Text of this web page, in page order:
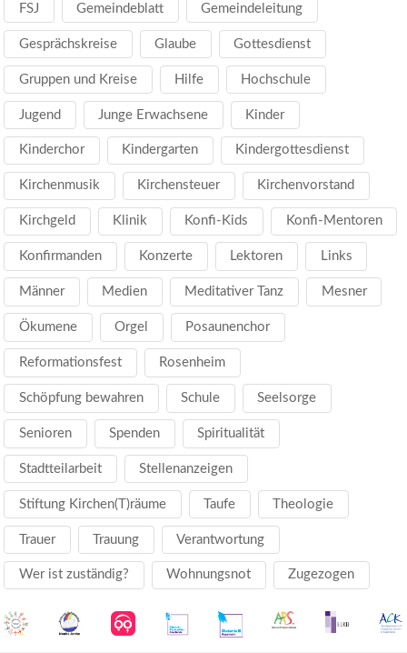
FSJ Gemeindeblatt Gemeindeleitung
Gesprächskreise Glaube Gottesdienst
Gruppen und Kreise Hilfe Hochschule
Jugend Junge Erwachsene Kinder
Kinderchor Kindergarten Kindergottesdienst
Kirchenmusik Kirchensteuer Kirchenvorstand
Kirchgeld Klinik Konfi-Kids Konfi-Mentoren
Konfirmanden Konzerte Lektoren Links
Männer Medien Meditativer Tanz Mesner
Ökumene Orgel Posaunenchor
Reformationsfest Rosenheim
Schöpfung bewahren Schule Seelsorge
Senioren Spenden Spiritualität
Stadtteilarbeit Stellenanzeigen
Stiftung Kirchen(T)räume Taufe Theologie
Trauer Trauung Verantwortung
Wer ist zuständig? Wohnungsnot Zugezogen